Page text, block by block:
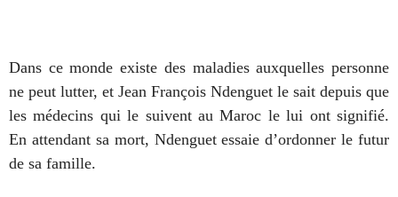
Dans ce monde existe des maladies auxquelles personne
ne peut lutter, et Jean François Ndenguet le sait depuis que
les médecins qui le suivent au Maroc le lui ont signifié.
En attendant sa mort, Ndenguet essaie d’ordonner le futur
de sa famille.